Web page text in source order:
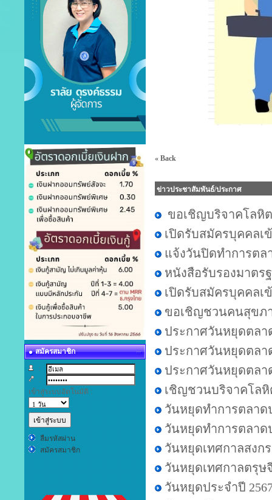
สมัครสมาชิก
:
:
เข้าสู่ระบบอัตโนมัติ :
ลืมรหัสผ่าน
สมัครสมาชิก
« Back
ข่าวประชาสัมพันธ์/ประกาศ
ขอเชิญบริจาคโลหิต
เปิดรับสมัครบุคคลเ
แจ้งวันปิดทำการตล
หนังสือรับรองมาตร
เปิดรับสมัครบุคคลเ
ขอเชิญชวนคนสุขภา
ประกาศวันหยุดตลา
ประกาศวันหยุดตลา
ประกาศวันหยุดตลา
เชิญชวนบริจาคโล
วันหยุดทำการตลา
วันหยุดทำการตลา
วันหยุดเทศกาลสงก
วันหยุดเทศกาลตรุษ
วันหยุดประจำปี